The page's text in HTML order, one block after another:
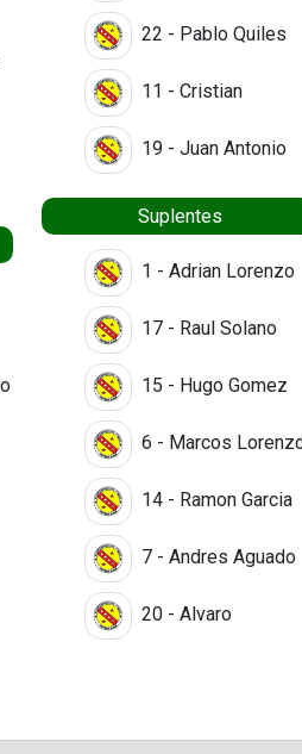
22 - Pablo Quiles
11 - Cristian
19 - Juan Antonio
Suplentes
1 - Adrian Lorenzo
17 - Raul Solano
15 - Hugo Gomez
6 - Marcos
14 - Ramon Garcia
7 - Andres Aguado
20 - Alvaro